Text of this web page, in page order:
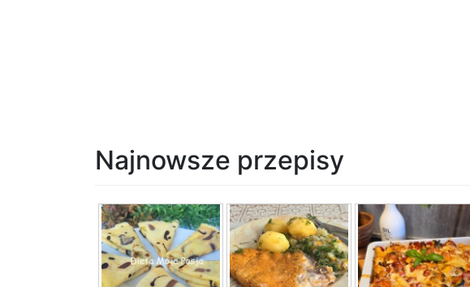
Najnowsze przepisy